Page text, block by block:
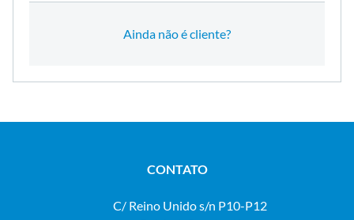
Ainda não é cliente?
CONTATO
C/ Reino Unido s/n P10-P12